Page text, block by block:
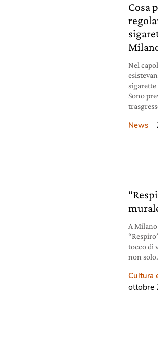
Cosa
Nel
Sono
News
A
tocco di
non solo.
Cultura
ottobre